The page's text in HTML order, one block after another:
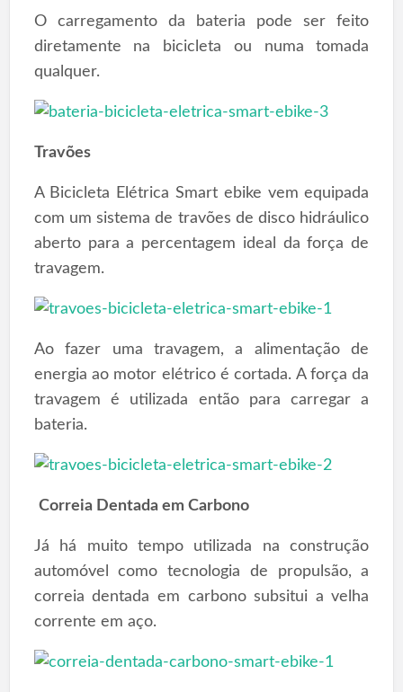
O carregamento da bateria pode ser feito
diretamente na bicicleta ou numa tomada
qualquer.
Travões
A Bicicleta Elétrica Smart ebike vem equipada
com um sistema de travões de disco hidráulico
aberto para a percentagem ideal da força de
travagem.
Ao fazer uma travagem, a alimentação de
energia ao motor elétrico é cortada. A força da
travagem é utilizada então para carregar a
bateria.
Correia Dentada em Carbono
Já há muito tempo utilizada na construção
automóvel como tecnologia de propulsão, a
correia dentada em carbono subsitui a velha
corrente em aço.